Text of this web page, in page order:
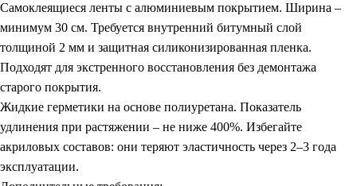
Самоклеящиеся ленты с алюминиевым покрытием. Ширина –
минимум 30 см. Требуется внутренний битумный слой
толщиной 2 мм и защитная силиконизированная пленка.
Подходят для экстренного восстановления без демонтажа
старого покрытия.
Жидкие герметики на основе полиуретана. Показатель
удлинения при растяжении – не ниже 400%. Избегайте
акриловых составов: они теряют эластичность через 2–3 года
эксплуатации.